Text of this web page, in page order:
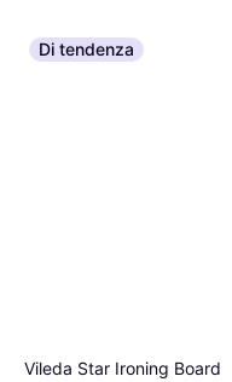
Di tendenza
Vileda Star Ironing Board